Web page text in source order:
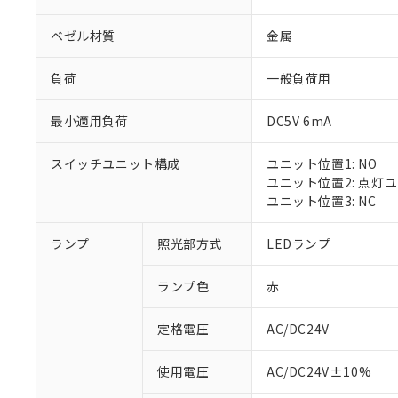
ベゼル材質 金属
負荷 一般負荷用
最小適用負荷 DC5V 6mA
スイッチユニット構成
ユニット位置1: NO
ユニット位置2: 点灯
ユニット位置3: NC
ランプ 照光部方式 LEDランプ
ランプ色 赤
定格電圧 AC/DC24V
使用電圧 AC/DC24V±10%
※1 対応状況